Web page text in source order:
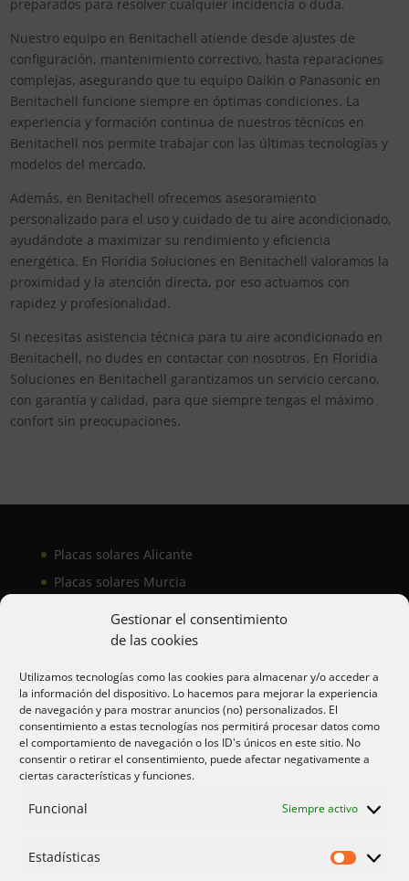
Gestionar el consentimiento
de las cookies
Utilizamos tecnologías como las cookies para almacenar y/o acceder a
la información del dispositivo. Lo hacemos para mejorar la experiencia
de navegación y para mostrar anuncios (no) personalizados. El
consentimiento a estas tecnologías nos permitirá procesar datos como
el comportamiento de navegación o los ID's únicos en este sitio. No
consentir o retirar el consentimiento, puede afectar negativamente a
ciertas características y funciones.
Funcional Siempre activo
Estadísticas
preparados para resolver cualquier incidencia o duda.
Nuestro equipo en Benitachell atiende desde ajustes de
configuración, mantenimiento correctivo, hasta reparaciones
complejas, asegurando que tu equipo Daikin o Panasonic en
Benitachell funcione siempre en óptimas condiciones. La
experiencia y formación continua de nuestros técnicos en
Benitachell nos permite trabajar con las últimas tecnologías y
modelos del mercado.
Además, en Benitachell ofrecemos asesoramiento
personalizado para el uso y cuidado de tu aire acondicionado,
ayudándote a maximizar su rendimiento y eficiencia
energética. En Floridia Soluciones en Benitachell valoramos la
proximidad y la atención directa, por eso actuamos con
rapidez y profesionalidad.
Si necesitas asistencia técnica para tu aire acondicionado en
Benitachell, no dudes en contactar con nosotros. En Floridia
Soluciones en Benitachell garantizamos un servicio cercano,
con garantía y calidad, para que siempre tengas el máximo
confort sin preocupaciones.
Placas solares Alicante
Placas solares Murcia
Aire acondicionado Alicante
Aire acondicionador Murcia
Aire acondicionado San Juan
Privacidad